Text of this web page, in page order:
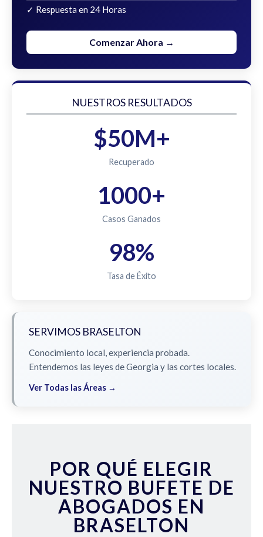
✓ Respuesta en 24 Horas
Comenzar Ahora →
NUESTROS RESULTADOS
$50M+
Recuperado
1000+
Casos Ganados
98%
Tasa de Éxito
SERVIMOS BRASELTON
Conocimiento local, experiencia probada.
Entendemos las leyes de Georgia y las cortes locales.
Ver Todas las Áreas →
POR QUÉ ELEGIR
NUESTRO BUFETE DE
ABOGADOS EN
BRASELTON